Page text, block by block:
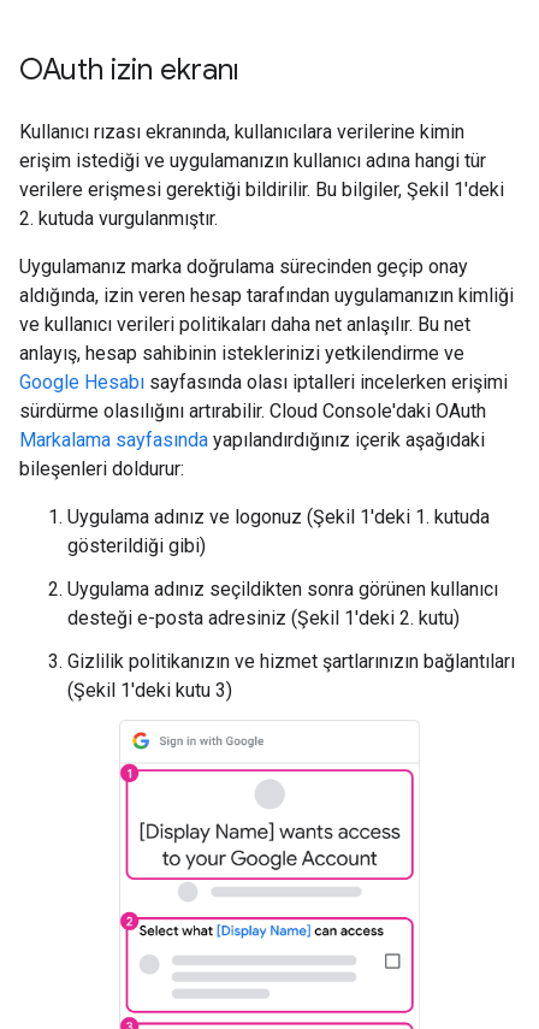
OAuth izin ekranı
Kullanıcı rızası ekranında, kullanıcılara verilerine kimin
erişim istediği ve uygulamanızın kullanıcı adına hangi tür
verilere erişmesi gerektiği bildirilir. Bu bilgiler, Şekil 1'deki
2. kutuda vurgulanmıştır.
Uygulamanız marka doğrulama sürecinden geçip onay
aldığında, izin veren hesap tarafından uygulamanızın kimliği
ve kullanıcı verileri politikaları daha net anlaşılır. Bu net
anlayış, hesap sahibinin isteklerinizi yetkilendirme ve
Google Hesabı sayfasında olası iptalleri incelerken erişimi
sürdürme olasılığını artırabilir. Cloud Console'daki OAuth
Markalama sayfasında yapılandırdığınız içerik aşağıdaki
bileşenleri doldurur:
Uygulama adınız ve logonuz (Şekil 1'deki 1. kutuda
gösterildiği gibi)
Uygulama adınız seçildikten sonra görünen kullanıcı
desteği e-posta adresiniz (Şekil 1'deki 2. kutu)
Gizlilik politikanızın ve hizmet şartlarınızın bağlantıları
(Şekil 1'deki kutu 3)